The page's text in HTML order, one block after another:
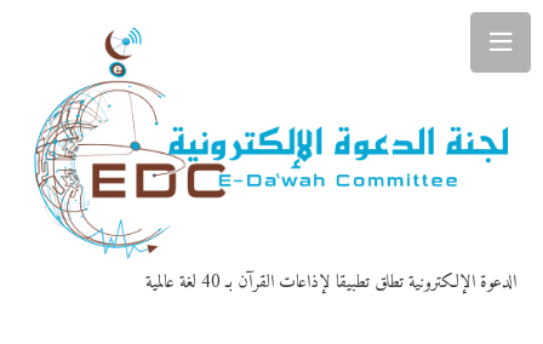
الدعوة الإلكترونية تطلق تطبيقا لإذاعات القرآن بـ 40 لغة عالمية